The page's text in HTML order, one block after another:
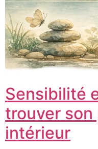
Sensibilité
trouver son
intérieur